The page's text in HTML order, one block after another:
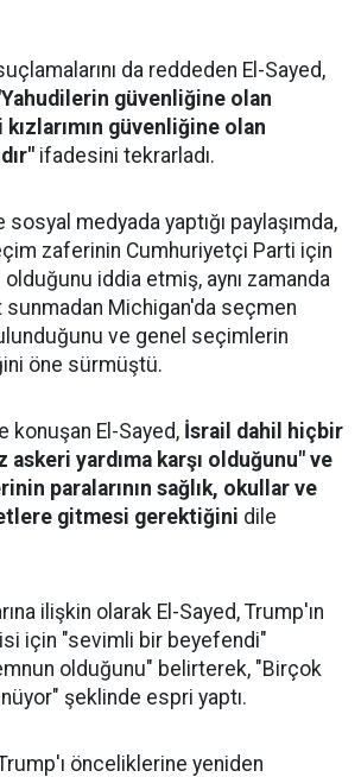
da reddeden El-Sayed,
güvenliğine olan
kızlarımın güvenliğine olan
ifadesini tekrarladı.
medyada yaptığı paylaşımda,
zaferinin Cumhuriyetçi Parti için
iddia etmiş, aynı zamanda
sunmadan Michigan'da seçmen
ve genel seçimlerin
öne sürmüştü.
konuşan El-Sayed, İsrail dahil hiçbir
askeri yardıma karşı olduğunu" ve
paralarının sağlık, okullar ve
gitmesi gerektiğini dile
ilişkin olarak El-Sayed, Trump'ın
için "sevimli bir beyefendi"
olduğunu" belirterek, "Birçok
şeklinde espri yaptı.
önceliklerine yeniden